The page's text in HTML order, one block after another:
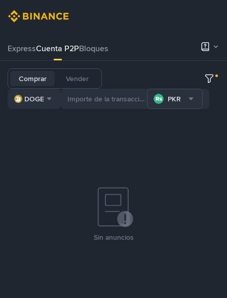
ExpressCuenta P2PBloques
Comprar Vender
DOGE PKR
Sin anuncios